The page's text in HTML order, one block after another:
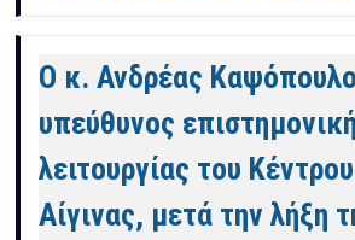
Ο κ. Ανδρέας
υπεύθυνος
λειτουργίας του
Αίγινας, μετά την λήξη